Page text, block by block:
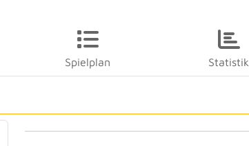
Spielplan Statistik